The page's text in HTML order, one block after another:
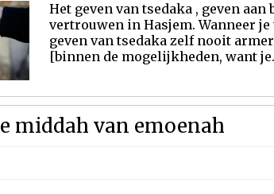
Het geven van tsedaka , geven
vertrouwen in Hasjem. Wanneer
geven van tsedaka zelf nooit
[binnen de mogelijkheden, want
middah van emoenah